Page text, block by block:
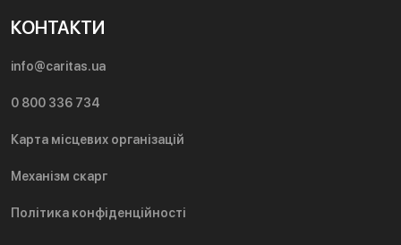
КОНТАКТИ
info@caritas.ua
0 800 336 734
Карта місцевих організацій
Механізм скарг
Політика конфіденційності